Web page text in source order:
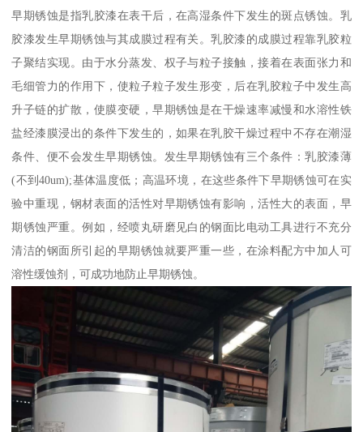
早期锈蚀是指乳胶漆在表干后，在高湿条件下发生的斑点锈蚀。乳
胶漆发生早期锈蚀与其成膜过程有关。乳胶漆的成膜过程靠乳胶粒
子聚结实现。由于水分蒸发、权子与粒子接触，接着在表面张力和
毛细管力的作用下，使粒子粒子发生形变，后在乳胶粒子中发生高
升子链的扩散，使膜变硬，早期锈蚀是在干燥速率减慢和水溶性铁
盐经漆膜浸出的条件下发生的，如果在乳胶干燥过程中不存在潮湿
条件、便不会发生早期锈蚀。发生早期锈蚀有三个条件：乳胶漆薄
(不到40um);基体温度低；高温环境，在这些条件下早期锈蚀可在实
验中重现，钢材表面的活性对早期锈蚀有影响，活性大的表面，早
期锈蚀严重。例如，经喷丸研磨见白的钢面比电动工具进行不充分
清洁的钢面所引起的早期锈蚀就要严重一些，在涂料配方中加人可
溶性缓蚀剂，可成功地防止早期锈蚀。